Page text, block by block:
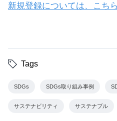
新規登録については、こち
Tags
SDGs SDGs取り組み事例
サステナビリティ サステナブル